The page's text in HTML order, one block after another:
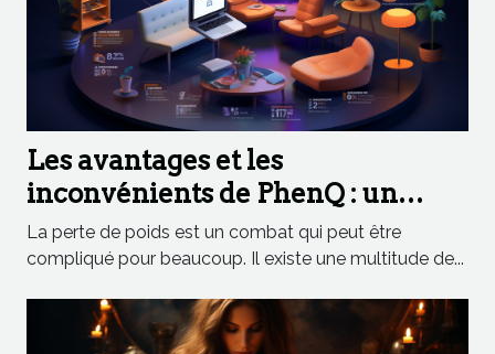
Les avantages et les
inconvénients de PhenQ : un
aperçu détaillé
La perte de poids est un combat qui peut être
compliqué pour beaucoup. Il existe une multitude de...